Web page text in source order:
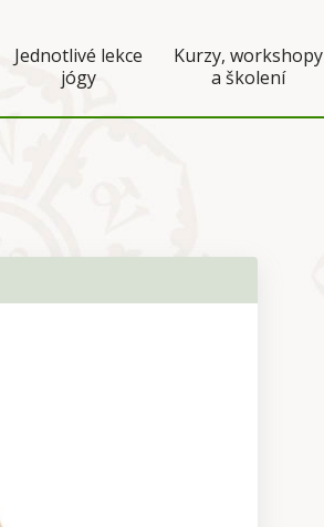
Jednotlivé lekce
jógy
Kurzy, workshopy
a školení